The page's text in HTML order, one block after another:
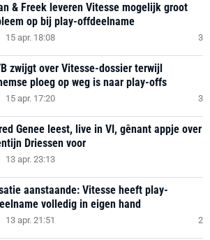
& Freek leveren Vitesse mogelijk groot
op bij play-offdeelname
15 apr. 18:08 3
zwijgt over Vitesse-dossier terwijl
ploeg op weg is naar play-offs
15 apr. 17:20 3
Genee leest, live in VI, gênant appje over
Driessen voor
13 apr. 23:13
aanstaande: Vitesse heeft play-
volledig in eigen hand
13 apr. 21:51 2